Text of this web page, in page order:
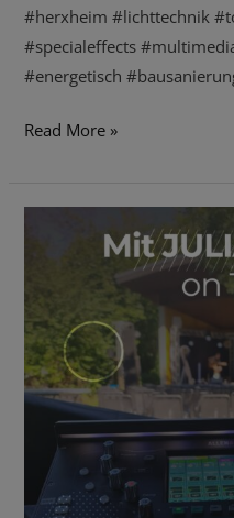
#herxheim #lichttechnik
#specialeffects
#energetisch
Read More »